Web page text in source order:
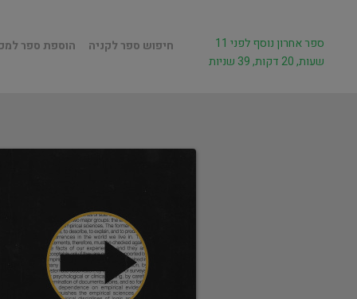
חיפוש ספר לקניה הוספת ספר
ספר אחרון נוסף לפני 11
שעות, 20 דקות, 39 שניות